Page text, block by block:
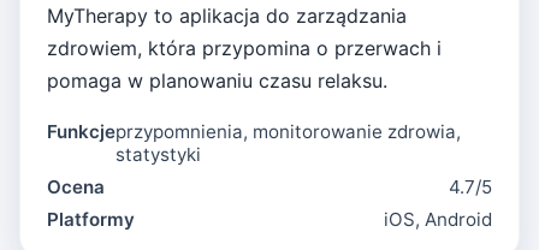
MyTherapy to aplikacja do zarządzania
zdrowiem, która przypomina o przerwach i
pomaga w planowaniu czasu relaksu.
Funkcjeprzypomnienia, monitorowanie zdrowia,
statystyki
Ocena
4.7/5
Platformy
iOS, Android